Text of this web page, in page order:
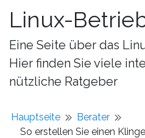
Linux-
Eine Seite über das
Hier finden Sie viele
nützliche Ratgeber
Hauptseite
Berater
So erstellen Sie einen